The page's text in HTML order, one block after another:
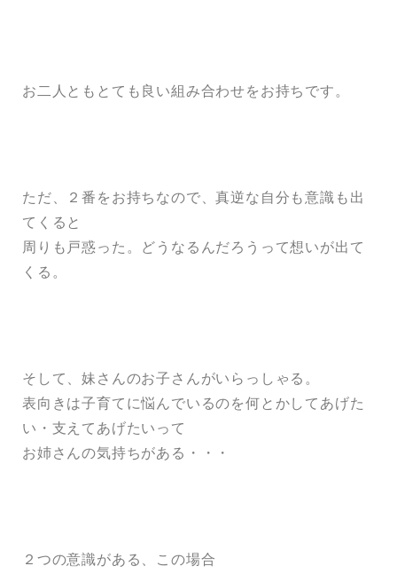
お二人ともとても良い組み合わせをお持ちです。
ただ、２番をお持ちなので、真逆な自分も意識も出
てくると
周りも戸惑った。どうなるんだろうって想いが出て
くる。
そして、妹さんのお子さんがいらっしゃる。
表向きは子育てに悩んでいるのを何とかしてあげた
い・支えてあげたいって
お姉さんの気持ちがある・・・
２つの意識がある、この場合